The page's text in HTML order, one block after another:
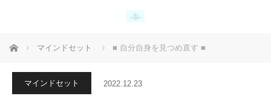
ホーム マインドセット ■ 自分自身を見つめ直す ■
マインドセット 2022.12.23